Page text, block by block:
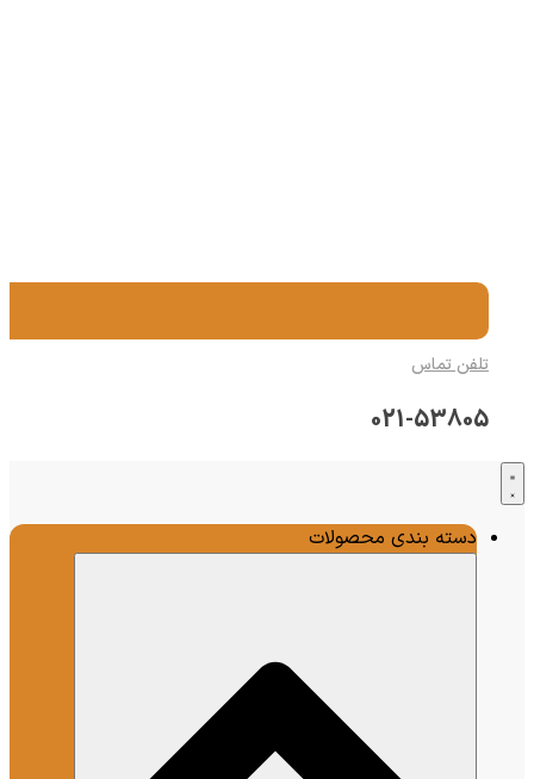
تلفن تماس
021-53805
دسته بندی محصولات